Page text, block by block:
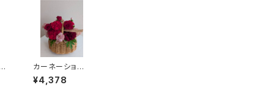
カーネーション
のアレンジメン
ト 手付きか
¥4,378